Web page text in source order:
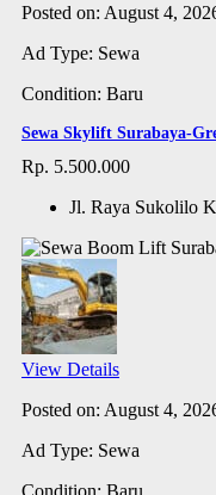
Posted on: August 4,
Ad Type: Sewa
Condition: Baru
Sewa Skylift Surabaya-
Rp. 5.500.000
Jl. Raya Sukolilo
View Details
Posted on: August 4,
Ad Type: Sewa